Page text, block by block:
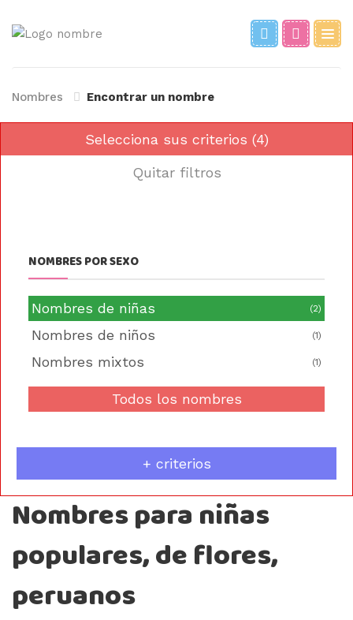
Nombres Encontrar un nombre
Selecciona sus criterios (4)
Quitar filtros
NOMBRES POR SEXO
Nombres de niñas (2)
Nombres de niños (1)
Nombres mixtos (1)
Todos los nombres
+ criterios
Nombres para niñas
populares, de flores,
peruanos